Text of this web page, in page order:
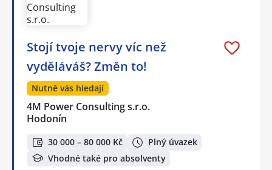
Stojí tvoje nervy víc než
vyděláváš? Změn to!
Nutně vás hledají
4M Power Consulting s.r.o.
Hodonín
30 000 – 80 000 Kč
Plný úvazek
Vhodné také pro absolventy